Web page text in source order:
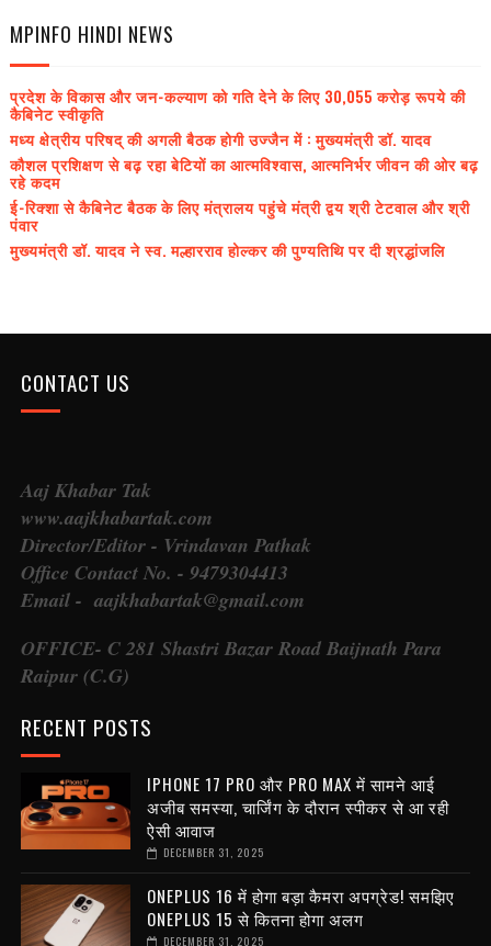
MPINFO HINDI NEWS
प्रदेश के विकास और जन-कल्याण को गति देने के लिए 30,055 करोड़ रूपये की
कैबिनेट स्वीकृति
मध्य क्षेत्रीय परिषद् की अगली बैठक होगी उज्जैन में : मुख्यमंत्री डॉ. यादव
कौशल प्रशिक्षण से बढ़ रहा बेटियों का आत्मविश्वास, आत्मनिर्भर जीवन की ओर बढ़
रहे कदम
ई-रिक्शा से कैबिनेट बैठक के लिए मंत्रालय पहुंचे मंत्री द्वय श्री टेटवाल और श्री
पंवार
मुख्यमंत्री डॉ. यादव ने स्व. मल्हारराव होल्कर की पुण्यतिथि पर दी श्रद्धांजलि
CONTACT US
Aaj Khabar Tak
www.aajkhabartak.com
Director/Editor - Vrindavan Pathak
Office Contact No. - 9479304413
Email - aajkhabartak@gmail.com
OFFICE- C 281 Shastri Bazar Road Baijnath Para
Raipur (C.G)
RECENT POSTS
IPHONE 17 PRO और PRO MAX में सामने आई
अजीब समस्या, चार्जिंग के दौरान स्पीकर से आ रही
ऐसी आवाज
DECEMBER 31, 2025
ONEPLUS 16 में होगा बड़ा कैमरा अपग्रेड! समझिए
ONEPLUS 15 से कितना होगा अलग
DECEMBER 31, 2025